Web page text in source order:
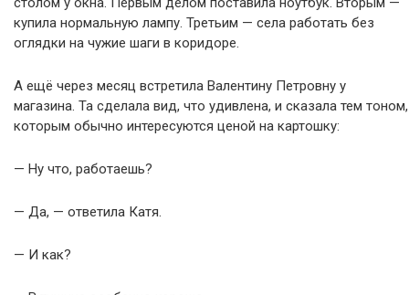
купила нормальную лампу. Третьим — села работать без
оглядки на чужие шаги в коридоре.
А ещё через месяц встретила Валентину Петровну у
магазина. Та сделала вид, что удивлена, и сказала тем тоном,
которым обычно интересуются ценой на картошку:
— Ну что, работаешь?
— Да, — ответила Катя.
— И как?